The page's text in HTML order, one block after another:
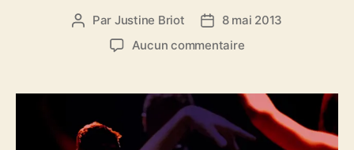
i
e
A
d
e
Par Justine Briot
D
e
8 mai 2013
Aucun commentaires
U
n
e